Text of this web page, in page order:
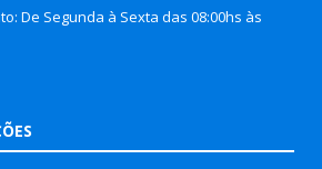
De Segunda à Sexta das 08:00hs às